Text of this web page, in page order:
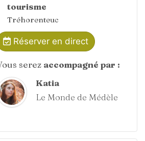
tourisme
Tréhorenteuc
Réserver en direct
serez accompagné par :
Katia
Le Monde de Médèle